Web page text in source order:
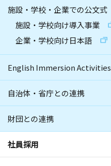
施設・学校・企業での公文式
施設・学校向け導入事業
企業・学校向け日本語
English Immersion Activities
自治体・省庁との連携
財団との連携
社員採用